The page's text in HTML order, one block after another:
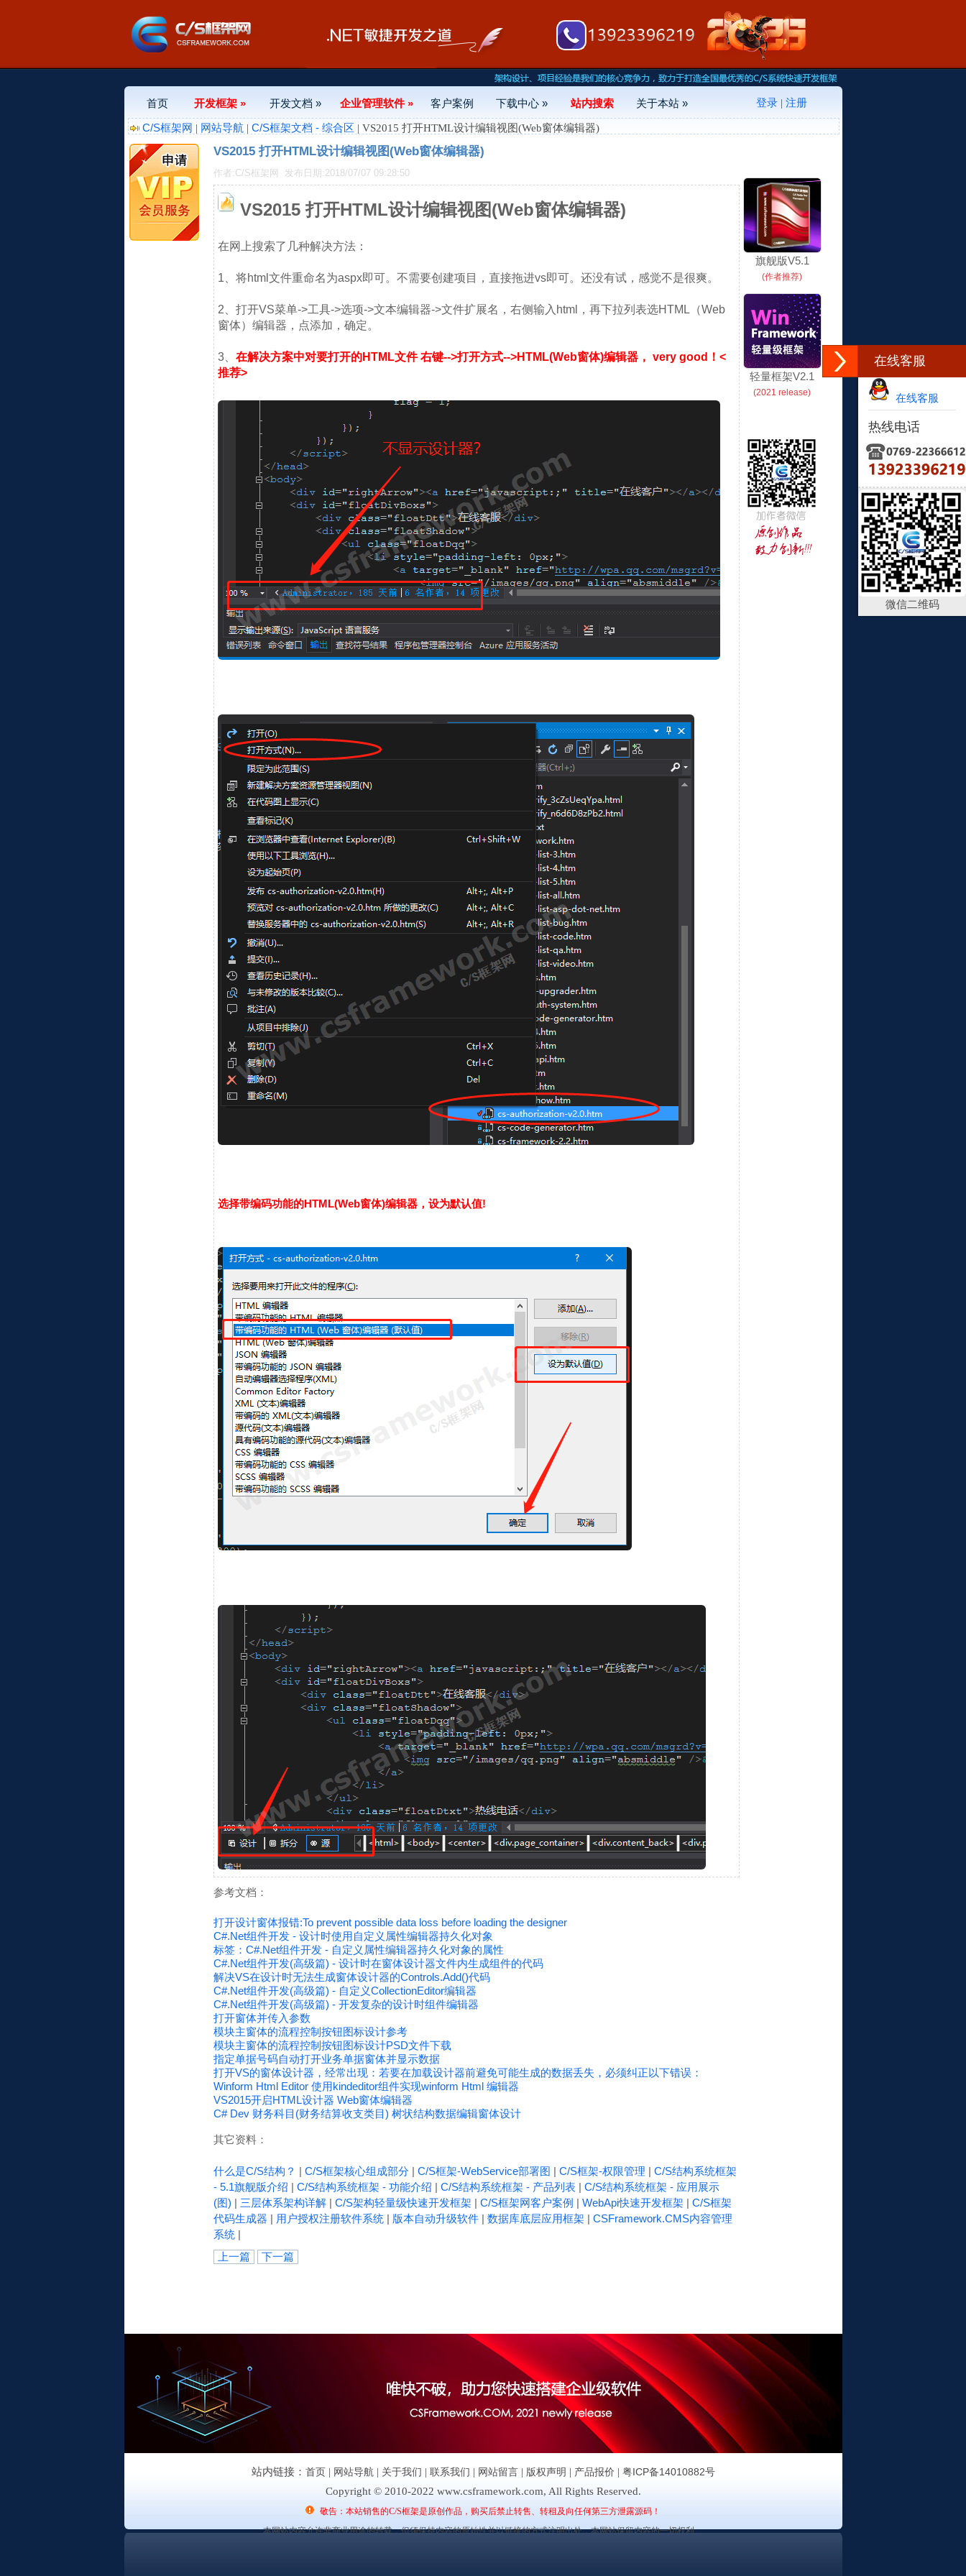
在线客服
在线客服
热线电话
微信二维码
首页 开发框架 » 开发文档 » 企业管理软件 » 客户案例 下载中心 » 站内搜索 关于本站 » 登录| 注册
C/S框架网 | 网站导航 | C/S框架文档 - 综合区 | VS2015 打开HTML设计编辑视图(Web窗体编辑器)
VS2015 打开HTML设计编辑视图(Web窗体编辑器)
作者:C/S框架网 发布日期:2018/07/07 09:28:50
VS2015 打开HTML设计编辑视图(Web窗体编辑器)
在网上搜索了几种解决方法：
1、将html文件重命名为aspx即可。不需要创建项目，直接拖进vs即可。还没有试，感觉不是很爽。
2、打开VS菜单->工具->选项->文本编辑器->文件扩展名，右侧输入html，再下拉列表选HTML（Web
窗体）编辑器，点添加，确定。
3、 在解决方案中对要打开的HTML文件 右键-->打开方式-->HTML(Web窗体)编辑器， very good！<
推荐>
选择带编码功能的HTML(Web窗体)编辑器，设为默认值!
参考文档：
打开设计窗体报错:To prevent possible data loss before loading the designer
C#.Net组件开发 - 设计时使用自定义属性编辑器持久化对象
标签：C#.Net组件开发 - 自定义属性编辑器持久化对象的属性
C#.Net组件开发(高级篇) - 设计时在窗体设计器文件内生成组件的代码
解决VS在设计时无法生成窗体设计器的Controls.Add()代码
C#.Net组件开发(高级篇) - 自定义CollectionEditor编辑器
C#.Net组件开发(高级篇) - 开发复杂的设计时组件编辑器
打开窗体并传入参数
模块主窗体的流程控制按钮图标设计参考
模块主窗体的流程控制按钮图标设计PSD文件下载
指定单据号码自动打开业务单据窗体并显示数据
打开VS的窗体设计器，经常出现：若要在加载设计器前避免可能生成的数据丢失，必须纠正以下错误：
Winform Html Editor 使用kindeditor组件实现winform Html 编辑器
VS2015开启HTML设计器 Web窗体编辑器
C# Dev 财务科目(财务结算收支类目) 树状结构数据编辑窗体设计
其它资料：
什么是C/S结构？ | C/S框架核心组成部分| C/S框架-WebService部署图 | C/S框架-权限管理 | C/S结构系统框架
- 5.1旗舰版介绍 | C/S结构系统框架 - 功能介绍 | C/S结构系统框架 - 产品列表| C/S结构系统框架 - 应用展示
(图) | 三层体系架构详解| C/S架构轻量级快速开发框架 | C/S框架网客户案例 | WebApi快速开发框架 | C/S框架
代码生成器 | 用户授权注册软件系统| 版本自动升级软件| 数据库底层应用框架 | CSFramework.CMS内容管理
系统|
上一篇
下一篇
旗舰版V5.1
(作者推荐)
轻量框架V2.1
(2021 release)
站内链接： 首页| 网站导航 | 关于我们 | 联系我们 | 网站留言| 版权声明 | 产品报价 | 粤ICP备14010882号
Copyright © 2010-2022 www.csframework.com, All Rights Reserved.
敬告：本站销售的C/S框架是原创作品，购买后禁止转售、转租及向任何第三方泄露源码！
本网站内容允许非商业用途的转载，但须保持内容的原始性并以链接的方式注明出处，本网站保留内容的一切权利。